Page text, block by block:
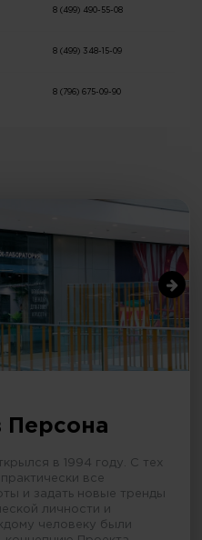
8 (499) 490-55-08
8 (499) 348-15-09
8 (796) 675-09-90
Персона
в 1994 году. С тех
все
и задать новые тренды
личности и
человеку были